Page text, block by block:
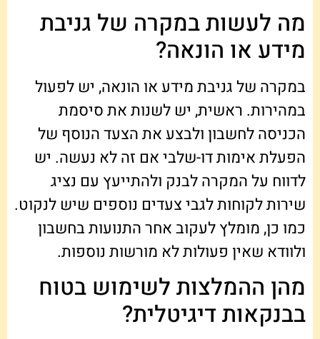
מה לעשות במקרה של גניבת
מידע או הונאה?
במקרה של גניבת מידע או הונאה, יש לפעול
במהירות. ראשית, יש לשנות את סיסמת
הכניסה לחשבון ולבצע את הצעד הנוסף של
הפעלת אימות דו-שלבי אם זה לא נעשה. יש
לדווח על המקרה לבנק ולהתייעץ עם נציג
שירות לקוחות לגבי צעדים נוספים שיש לנקוט.
כמו כן, מומלץ לעקוב אחר התנועות בחשבון
ולוודא שאין פעולות לא מורשות נוספות.
מהן ההמלצות לשימוש בטוח
בבנקאות דיגיטלית?